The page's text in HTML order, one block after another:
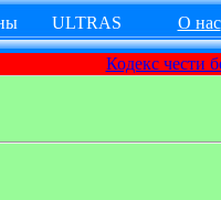
ULTRAS О нас
Кодекс чести